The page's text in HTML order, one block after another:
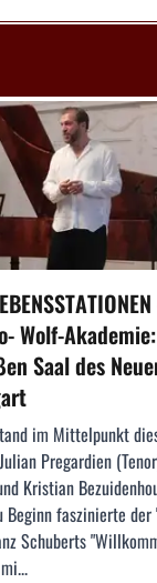
Wolf-
Saal des
im Mittelpunkt
Pregardien
Kristian
Beginn faszinierte
Schuberts